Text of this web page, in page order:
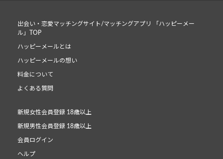
出会い・恋愛マッチングサイト/マッチングアプリ 「ハッピーメー
ル」TOP
ハッピーメールとは
ハッピーメールの想い
料金について
よくある質問
新規女性会員登録 18歳以上
新規男性会員登録 18歳以上
会員ログイン
ヘルプ